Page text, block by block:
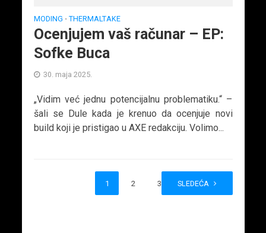
MODING • THERMALTAKE
Ocenjujem vaš računar – EP:
Sofke Buca
30. maja 2025.
„Vidim već jednu potencijalnu problematiku.“ –
šali se Dule kada je krenuo da ocenjuje novi
build koji je pristigao u AXE redakciju. Volimo...
1 2 3 SLEDEĆA